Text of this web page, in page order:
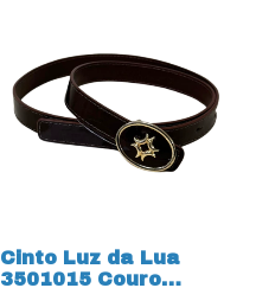
Cinto Luz da Lua
3501015 Couro